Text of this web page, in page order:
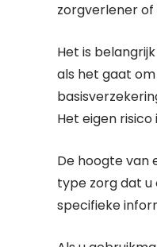
zorgverlener
Het is
als het gaat
Het eigen risico
De hoogte van
type zorg dat
specifieke